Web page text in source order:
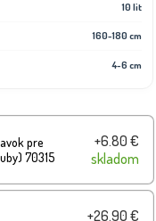
10 lit
160-180 cm
4-6 cm
pre
70315
+6.80 €
skladom
+26.90 €